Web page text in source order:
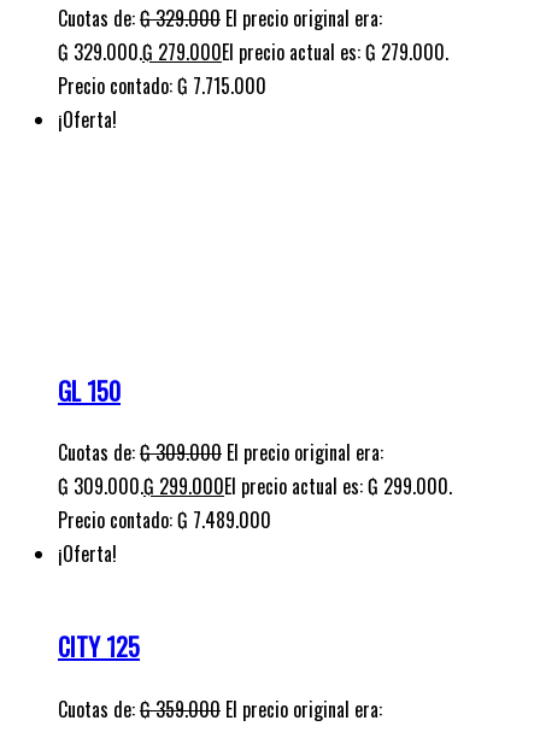
CITY 125
Cuotas de:₲359.000El precio original era:
₲ 359.000.₲299.000El precio actual es: ₲ 299.000.
Precio Contado: ₲ 7.641.000